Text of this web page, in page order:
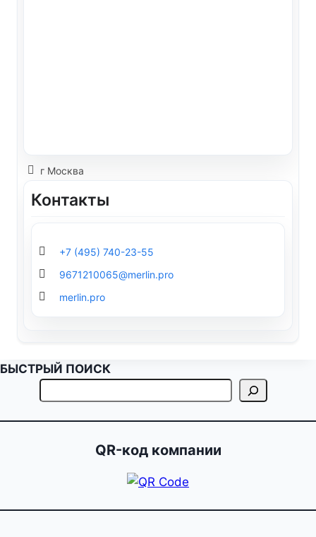
г Москва
Контакты
+7 (495) 740-23-55
9671210065@merlin.pro
merlin.pro
БЫСТРЫЙ ПОИСК
QR-код компании